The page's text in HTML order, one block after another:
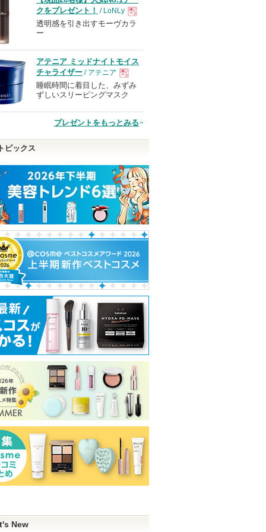
ま
す
クをプレゼント！ / LoNLy
現
品
透明感を引き出すモーヴカラ
ー
アテニア ミッドナイトモイス
チャライザー / アテニア
現
品
睡眠時間に着目した、みずみ
ずしいスリーピングマスク
プレゼントをもっとみる
ピックス
New